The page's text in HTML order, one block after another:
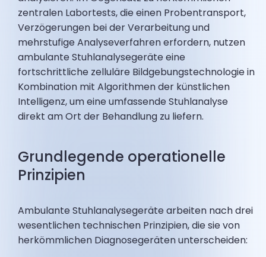
zentralen Labortests, die einen Probentransport,
Verzögerungen bei der Verarbeitung und
mehrstufige Analyseverfahren erfordern, nutzen
ambulante Stuhlanalysegeräte eine
fortschrittliche zelluläre Bildgebungstechnologie in
Kombination mit Algorithmen der künstlichen
Intelligenz, um eine umfassende Stuhlanalyse
direkt am Ort der Behandlung zu liefern.
Grundlegende operationelle
Prinzipien
Ambulante Stuhlanalysegeräte arbeiten nach drei
wesentlichen technischen Prinzipien, die sie von
herkömmlichen Diagnosegeräten unterscheiden: